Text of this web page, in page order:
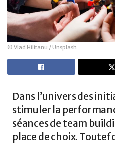
© Vlad Hilitanu / Unsplash
Dans l’univers des
stimuler la
séances de team
place de choix.